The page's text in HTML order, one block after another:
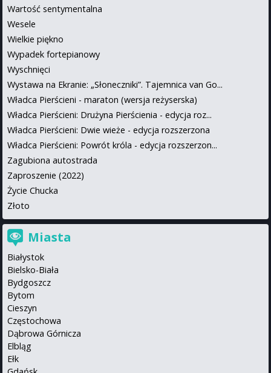
Wartość sentymentalna
Wesele
Wielkie piękno
Wypadek fortepianowy
Wyschnięci
Wystawa na Ekranie: „Słoneczniki”. Tajemnica van Go...
Władca Pierścieni - maraton (wersja reżyserska)
Władca Pierścieni: Drużyna Pierścienia - edycja roz...
Władca Pierścieni: Dwie wieże - edycja rozszerzona
Władca Pierścieni: Powrót króla - edycja rozszerzon...
Zagubiona autostrada
Zaproszenie (2022)
Życie Chucka
Złoto
Miasta
Białystok
Bielsko-Biała
Bydgoszcz
Bytom
Cieszyn
Częstochowa
Dąbrowa Górnicza
Elbląg
Ełk